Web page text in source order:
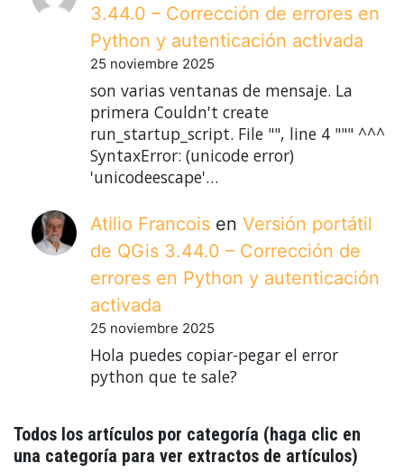
3.44.0 – Corrección de errores en
Python y autenticación activada
25 noviembre 2025
son varias ventanas de mensaje. La
primera Couldn't create
run_startup_script. File "", line 4 """ ^^^
SyntaxError: (unicode error)
'unicodeescape'…
Atilio Francois en Versión portátil
de QGis 3.44.0 – Corrección de
errores en Python y autenticación
activada
25 noviembre 2025
Hola puedes copiar-pegar el error
python que te sale?
Todos los artículos por categoría (haga clic en
una categoría para ver extractos de artículos)